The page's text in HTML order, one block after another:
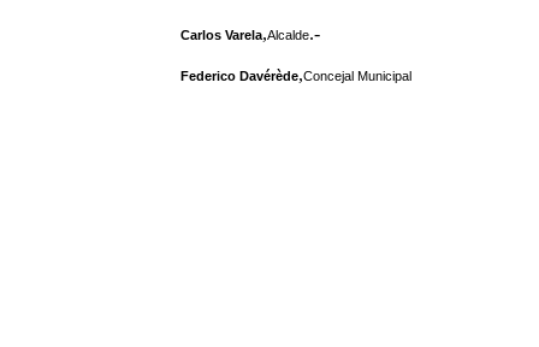
Carlos Varela,Alcalde.-
Federico Davérède,Concejal Municipal